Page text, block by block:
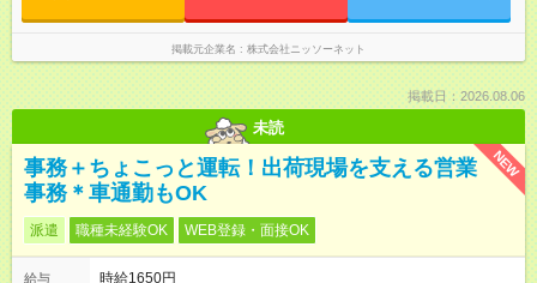
掲載元企業名 株式会社ニッソーネット
掲載日：2026.08.06
未読
NEW
事務＋ちょこっと運転！出荷現場を支える営業
事務＊車通勤もOK
派遣 職種未経験OK WEB登録・面接OK
給与
時給1650円